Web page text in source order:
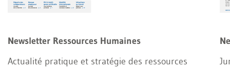
Newsletter Ressources Humaines
Actualité pratique et stratégie des ressources